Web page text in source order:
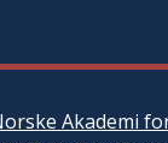
Akademi